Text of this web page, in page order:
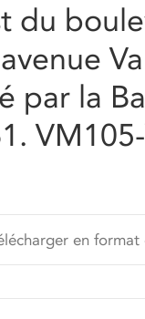
du
par la
en